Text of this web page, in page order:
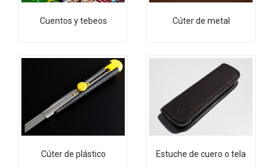
Cuentos y tebeos Cúter de metal
Cúter de plástico Estuche de cuero o tela